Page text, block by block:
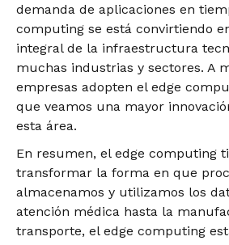
demanda de aplicaciones en
computing se está convirtiendo
integral de la infraestructura
muchas industrias y sectores. A
empresas adopten el edge
que veamos una mayor
esta área.
En resumen, el edge computing
transformar la forma en que
almacenamos y utilizamos los
atención médica hasta la
transporte, el edge computing